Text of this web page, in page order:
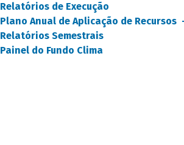
Relatórios de Execução
Plano Anual de Aplicação de Recursos -
Relatórios Semestrais
Painel do Fundo Clima